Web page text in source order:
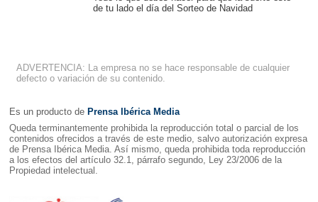
de tu lado el día del Sorteo de Navidad
ADVERTENCIA: La empresa no se hace responsable de cualquier
defecto o variación de su contenido.
Es un producto dePrensa Ibérica Media
Queda terminantemente prohibida la reproducción total o parcial de los
contenidos ofrecidos a través de este medio, salvo autorización expresa
de Prensa Ibérica Media. Así mismo, queda prohibida toda reproducción
a los efectos del artículo 32.1, párrafo segundo, Ley 23/2006 de la
Propiedad intelectual.